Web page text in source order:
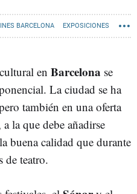
BARCELONA EXPOSICIONES
en Barcelona se
La ciudad se ha
también en una oferta
a la que debe añadirse
buena calidad que durante
de teatro.